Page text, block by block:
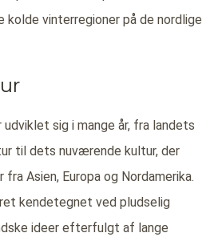
kolde vinterregioner på de nordlige
udviklet sig i mange år, fra landets
til dets nuværende kultur, der
fra Asien, Europa og Nordamerika.
kendetegnet ved pludselig
ideer efterfulgt af lange